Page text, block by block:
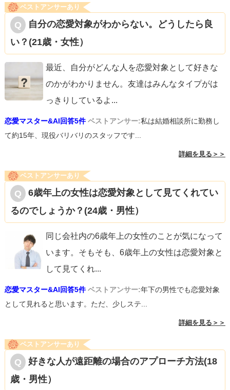
す。仕事上での（相手に分かってもらえないイライラも含
む）気分の高まりと、恋愛感情を一緒にしないように、自
分の気持ちを見極めてみてください。
ベストアンサーあり
自分の恋愛対象がわからない。どうしたら良
い？(21歳・女性）
最近、自分がどんな人を恋愛対象として好きな
のかがわかりません。友達はみんなタイプがは
っきりしているよ ...
恋愛マスター&AI回答5件 ベストアンサー:私は結婚相談所に勤務し
て約15年、現役バリバリのスタッフです...
詳細を見る＞＞
ベストアンサーあり
6歳年上の女性は恋愛対象として見てくれてい
るのでしょうか？(24歳・男性）
同じ会社内の6歳年上の女性のことが気になって
います。そもそも、6歳年上の女性は恋愛対象と
して見てくれ...
恋愛マスター&AI回答5件 ベストアンサー:年下の男性でも恋愛対象
として見れると思います。ただ、少しステ...
詳細を見る＞＞
ベストアンサーあり
好きな人が遠距離の場合のアプローチ方法(18
歳・男性）